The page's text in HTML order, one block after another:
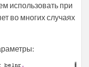
использовать при
во многих случаях